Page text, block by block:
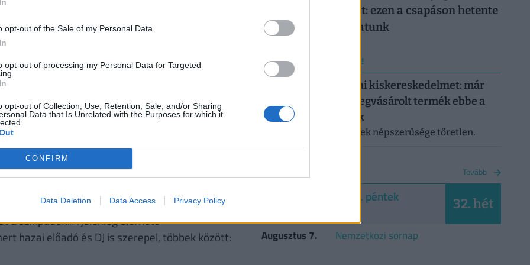
opt-out of the Sale of my Personal Data.
opt-out of processing my Personal Data for Targeted
opt-out of Collection, Use, Retention, Sale, and/or Sharing
Data that Is Unrelated with the Purposes for which it
CONFIRM
Data Deletion Data Access Privacy Policy
nyári eseményévé vált, amely jelentős
szerint a projekt egyik legnagyobb
vállalnak egy ekkora volumenű
a BSE
02:00-ig tart, így nappali és éjszakai zenei
is egy fiatalos, balatoni hangulatú zenei
a színpadon. A jelenleg elérhető
hazai előadó és DJ is szerepel, többek között:
magyar gazdaságot: ezen a csapáson hetente
milliárdokat bukhatunk
ERRŐL NE MARADJ LE!
Letarolták az európai kiskereskedelmet: már
minden második megvásárolt termék ebbe a
kategóriába tartozik
A saját márkás termékek népszerűsége töretlen.
Tovább
2026. augusztus 7. péntek 32. hét
Augusztus 7. Nemzetközi sörnap